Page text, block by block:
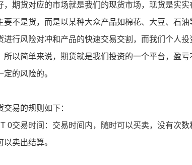
，期货对应的市场就是我们的现货市场，现货是实
要不是货，而是以某种大众产品如棉花、大豆、石
进行风险对冲和产品的快速交易交割，而我们个人
所以简单来说，期货就是我们投资的一个平台，盈
定的风险的。
交易的规则如下：
0交易时间：交易时间内，随时可以买卖，没有次
以卖出结算。